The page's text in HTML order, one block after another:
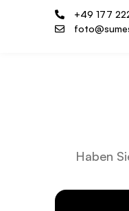
+49 177
Haben